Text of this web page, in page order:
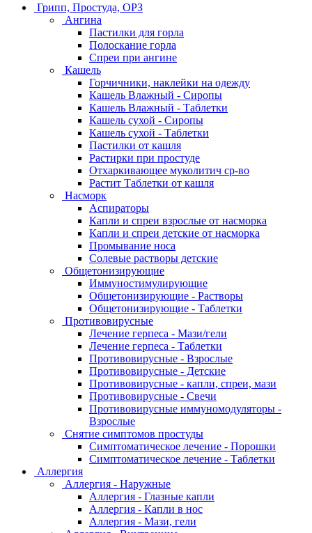
Грипп, Простуда, ОРЗ
Ангина
Пастилки для горла
Полоскание горла
Спреи при ангине
Кашель
Горчичники, наклейки на одежду
Кашель Влажный - Сиропы
Кашель Влажный - Таблетки
Кашель сухой - Сиропы
Кашель сухой - Таблетки
Пастилки от кашля
Растирки при простуде
Отхаркивающее муколитич ср-во
Растит Таблетки от кашля
Насморк
Аспираторы
Капли и спреи взрослые от насморка
Капли и спреи детские от насморка
Промывание носа
Солевые растворы детские
Общетонизирующие
Иммуностимулирующие
Общетонизирующие - Растворы
Общетонизирующие - Таблетки
Противовирусные
Лечение герпеса - Мази/гели
Лечение герпеса - Таблетки
Противовирусные - Взрослые
Противовирусные - Детские
Противовирусные - капли, спреи, мази
Противовирусные - Свечи
Противовирусные иммуномодуляторы -
Взрослые
Снятие симптомов простуды
Симптоматическое лечение - Порошки
Симптоматическое лечение - Таблетки
Аллергия
Аллергия - Наружные
Аллергия - Глазные капли
Аллергия - Капли в нос
Аллергия - Мази, гели